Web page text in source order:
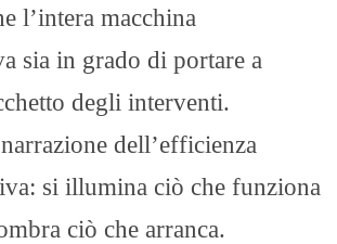
l’intera macchina
sia in grado di portare a
degli interventi.
dell’efficienza
si illumina ciò che funziona
ciò che arranca.